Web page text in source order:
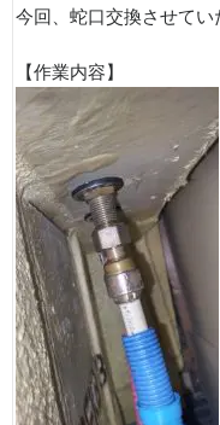
今回、蛇口交換させてい
【作業内容】